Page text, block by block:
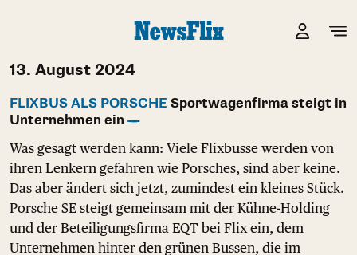
13. August 2024
FLIXBUS ALS PORSCHE Sportwagenfirma steigt in
Unternehmen ein
Was gesagt werden kann: Viele Flixbusse werden von
ihren Lenkern gefahren wie Porsches, sind aber keine.
Das aber ändert sich jetzt, zumindest ein kleines Stück.
Porsche SE steigt gemeinsam mit der Kühne-Holding
und der Beteiligungsfirma EQT bei Flix ein, dem
Unternehmen hinter den grünen Bussen, die im